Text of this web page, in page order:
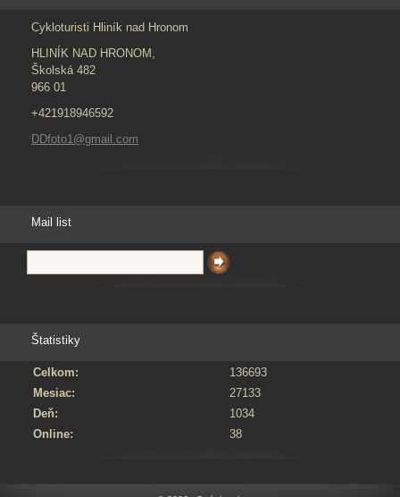
Cykloturisti Hliník nad Hronom
HLINÍK NAD HRONOM,
Školská 482
966 01
+421918946592
DDfoto1@gmail.com
Mail list
Štatistiky
Online: 38
Celkom:
136693
Mesiac:
27133
Deň:
1034